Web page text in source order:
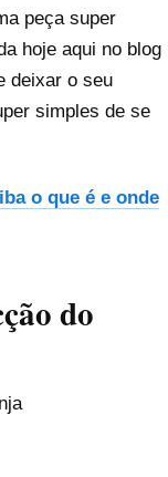
peça super
hoje aqui no blog
deixar o seu
simples de se
o que é e onde
do